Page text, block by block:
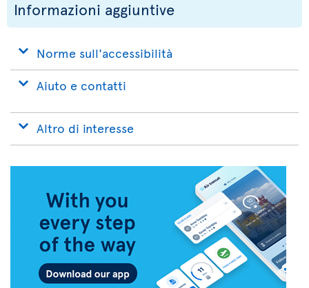
Informazioni aggiuntive
Norme sull'accessibilità
Aiuto e contatti
Altro di interesse